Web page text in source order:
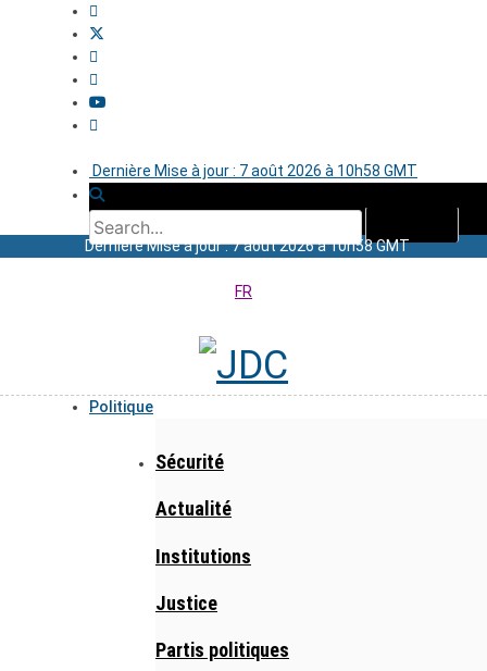
Dernière Mise à jour : 7 août 2026 à 10h58 GMT
Dernière Mise à jour : 7 août 2026 à 10h58 GMT
FR
Politique
Sécurité
Actualité
Institutions
Justice
Partis politiques